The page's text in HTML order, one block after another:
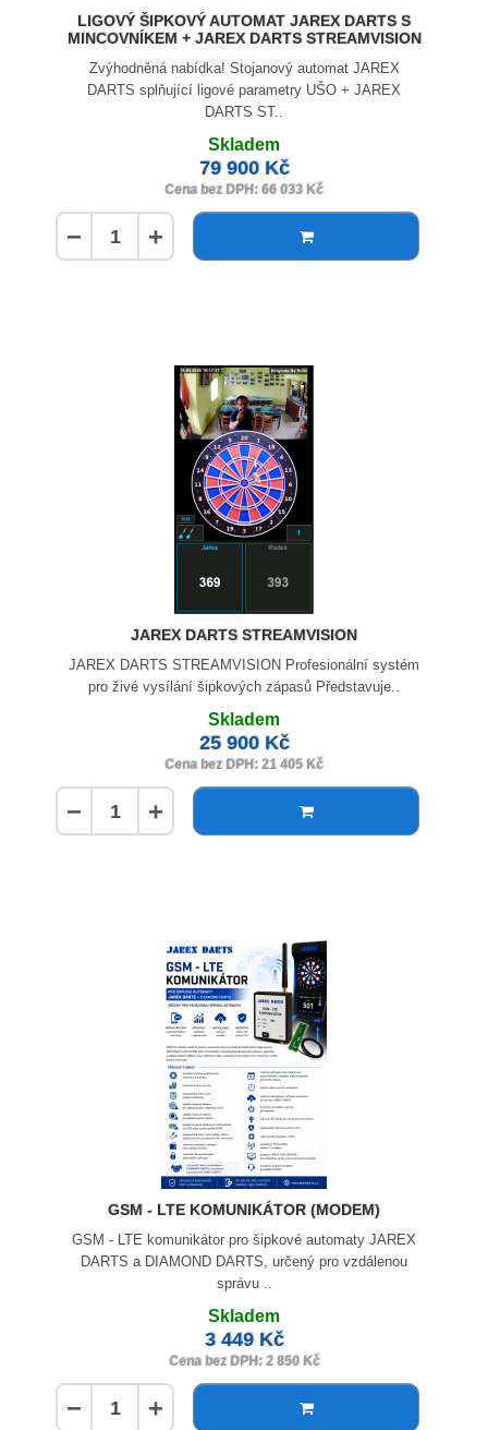
LIGOVÝ ŠIPKOVÝ AUTOMAT JAREX DARTS S
MINCOVNÍKEM + JAREX DARTS STREAMVISION
Zvýhodněná nabídka! Stojanový automat JAREX
DARTS splňující ligové parametry UŠO + JAREX
DARTS ST..
Skladem
79 900 Kč
Cena bez DPH: 66 033 Kč
− +
JAREX DARTS STREAMVISION
JAREX DARTS STREAMVISION Profesionální systém
pro živé vysílání šipkových zápasů Představuje..
Skladem
25 900 Kč
Cena bez DPH: 21 405 Kč
− +
GSM - LTE KOMUNIKÁTOR (MODEM)
GSM - LTE komunikátor pro šipkové automaty JAREX
DARTS a DIAMOND DARTS, určený pro vzdálenou
správu ..
Skladem
3 449 Kč
Cena bez DPH: 2 850 Kč
− +